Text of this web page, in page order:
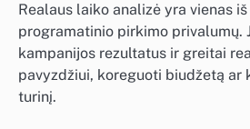
Realaus laiko analizė yra vienas
programatinio pirkimo privalumų.
kampanijos rezultatus ir greitai
pavyzdžiui, koreguoti biudžetą ar
turinį.